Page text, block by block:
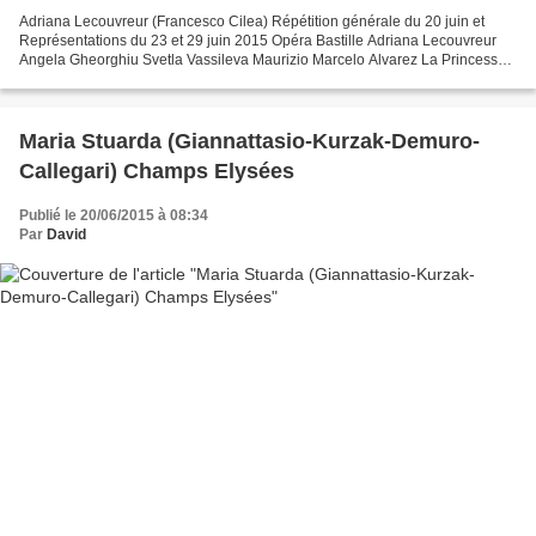
Adriana Lecouvreur (Francesco Cilea) Répétition générale du 20 juin et
Représentations du 23 et 29 juin 2015 Opéra Bastille Adriana Lecouvreur
Angela Gheorghiu Svetla Vassileva Maurizio Marcelo Alvarez La Princesse
Maria Stuarda (Giannattasio-Kurzak-Demuro-
Callegari) Champs Elysées
Publié le 20/06/2015 à 08:34
Par David